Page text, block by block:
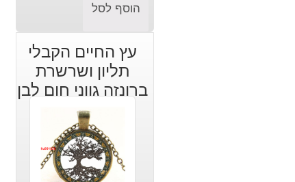
הוסף לסל
עץ החיים הקבלי
תליון ושרשרת
ברונזה גווני חום לבן